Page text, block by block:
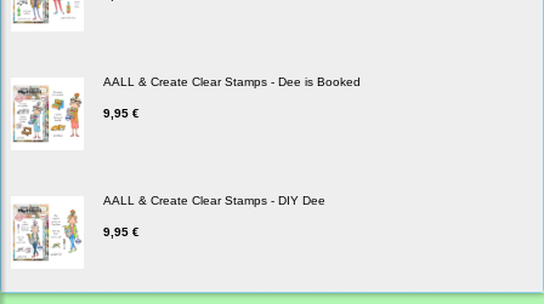
AALL & Create Clear Stamps - Dee is Booked
9,95 €
AALL & Create Clear Stamps - DIY Dee
9,95 €